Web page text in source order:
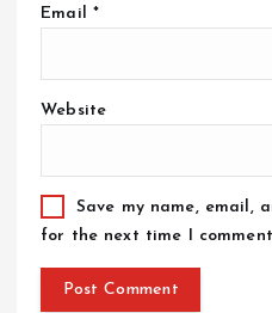
Email *
Website
Save my name, email,
for the next time I